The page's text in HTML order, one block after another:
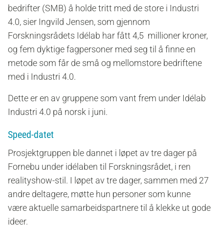
bedrifter (SMB) å holde tritt med de store i Industri
4.0, sier Ingvild Jensen, som gjennom
Forskningsrådets Idélab har fått 4,5 millioner kroner,
og fem dyktige fagpersoner med seg til å finne en
metode som får de små og mellomstore bedriftene
med i Industri 4.0.
Dette er en av gruppene som vant frem under Idélab
Industri 4.0 på norsk i juni.
Speed-datet
Prosjektgruppen ble dannet i løpet av tre dager på
Fornebu under idélaben til Forskningsrådet, i ren
realityshow-stil. I løpet av tre dager, sammen med 27
andre deltagere, møtte hun personer som kunne
være aktuelle samarbeidspartnere til å klekke ut gode
ideer.